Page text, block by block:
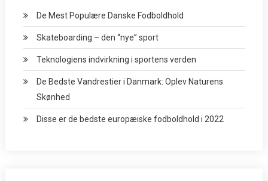
De Mest Populære Danske Fodboldhold
Skateboarding – den “nye” sport
Teknologiens indvirkning i sportens verden
De Bedste Vandrestier i Danmark: Oplev Naturens
Skønhed
Disse er de bedste europæiske fodboldhold i 2022